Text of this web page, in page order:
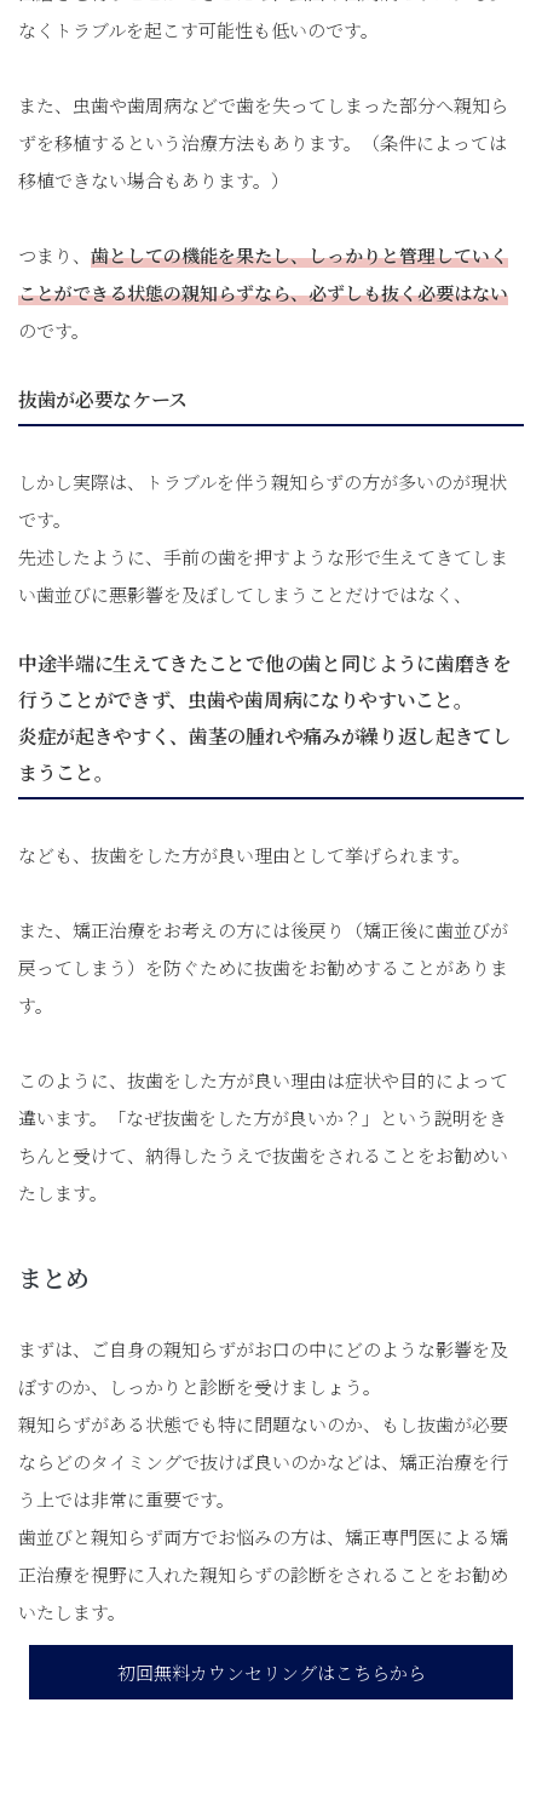
なくトラブルを起こす可能性も低いのです。
また、虫歯や歯周病などで歯を失ってしまった部分へ親知ら
ずを移植するという治療方法もあります。（条件によっては
移植できない場合もあります。）
つまり、 歯としての機能を果たし、しっかりと管理していく
ことができる状態の親知らずなら、必ずしも抜く必要はない
のです。
抜歯が必要なケース
しかし実際は、トラブルを伴う親知らずの方が多いのが現状
です。
先述したように、手前の歯を押すような形で生えてきてしま
い歯並びに悪影響を及ぼしてしまうことだけではなく、
中途半端に生えてきたことで他の歯と同じように歯磨きを
行うことができず、虫歯や歯周病になりやすいこと。
炎症が起きやすく、歯茎の腫れや痛みが繰り返し起きてし
まうこと。
なども、抜歯をした方が良い理由として挙げられます。
また、矯正治療をお考えの方には後戻り（矯正後に歯並びが
戻ってしまう）を防ぐために抜歯をお勧めすることがありま
す。
このように、抜歯をした方が良い理由は症状や目的によって
違います。「なぜ抜歯をした方が良いか？」という説明をき
ちんと受けて、納得したうえで抜歯をされることをお勧めい
たします。
まとめ
まずは、ご自身の親知らずがお口の中にどのような影響を及
ぼすのか、しっかりと診断を受けましょう。
親知らずがある状態でも特に問題ないのか、もし抜歯が必要
ならどのタイミングで抜けば良いのかなどは、矯正治療を行
う上では非常に重要です。
歯並びと親知らず両方でお悩みの方は、矯正専門医による矯
正治療を視野に入れた親知らずの診断をされることをお勧め
いたします。
初回無料カウンセリングはこちらから